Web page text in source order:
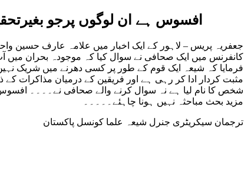
افسوس ہے ان لوگوں پرجو
جعفریہ پریس – لاہور کے ایک اخبار میں علامہ عارف حسین
کانفرنس میں ایک صحافی نے سوال کیا کہ موجودہ بحران میں
فرمایا کہ شیعہ ایک قوم کے طور پر کسی دھرنے میں شریک
مثبت کردار ادا کر رہی ہے اور فریقین کے درمیان
شخص کا نام لیا ہے نہ سوال کرنے والے صحافی نے۔۔۔۔ افسوس
مزید بحث مباحثہ نہیں ہونا چاہئے۔۔۔۔۔
ترجمان سیکریٹری جنرل شیعہ علما کونسل پاکستان